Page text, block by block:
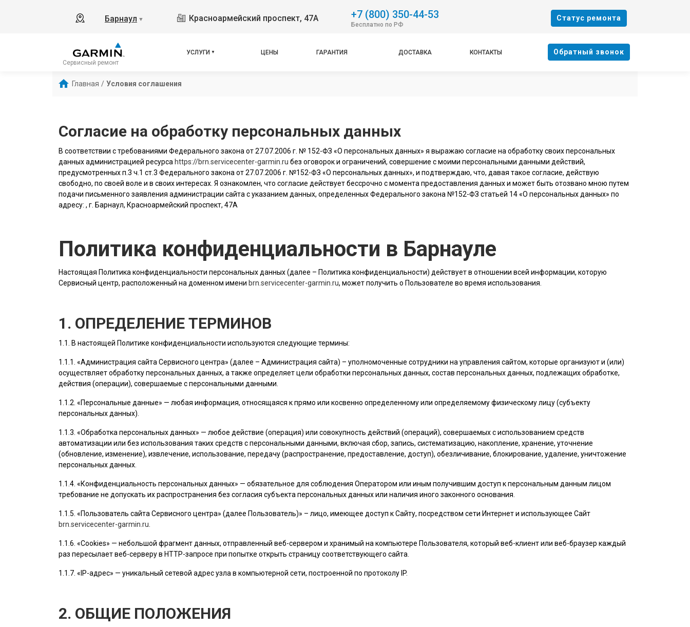
Барнаул ▼ Красноармейский проспект, 47А +7 (800) 350-44-53
Бесплатно по РФ
Cтатус ремонта
Сервисный ремонт
УСЛУГИ ЦЕНЫ ГАРАНТИЯ ДОСТАВКА КОНТАКТЫ Oбратный звонок
Главная / Условия соглашения
Согласие на обработку персональных данных
В соответствии с требованиями Федерального закона от 27.07.2006 г. № 152-ФЗ «О персональных данных» я выражаю согласие на обработку своих персональных
данных администрацией ресурса https://brn.servicecenter-garmin.ru без оговорок и ограничений, совершение с моими персональными данными действий,
предусмотренных п.3 ч.1 ст.3 Федерального закона от 27.07.2006 г. №152-ФЗ «О персональных данных», и подтверждаю, что, давая такое согласие, действую
свободно, по своей воле и в своих интересах. Я ознакомлен, что согласие действует бессрочно с момента предоставления данных и может быть отозвано мною путем
подачи письменного заявления администрации сайта с указанием данных, определенных Федерального закона №152-ФЗ статьей 14 «О персональных данных» по
адресу: , г. Барнаул, Красноармейский проспект, 47А
Политика конфиденциальности в Барнауле
Настоящая Политика конфиденциальности персональных данных (далее – Политика конфиденциальности) действует в отношении всей информации, которую
Сервисный центр, расположенный на доменном имени brn.servicecenter-garmin.ru, может получить о Пользователе во время использования.
1. ОПРЕДЕЛЕНИЕ ТЕРМИНОВ
1.1. В настоящей Политике конфиденциальности используются следующие термины:
1.1.1. «Администрация сайта Сервисного центра» (далее – Администрация сайта) – уполномоченные сотрудники на управления сайтом, которые организуют и (или)
осуществляет обработку персональных данных, а также определяет цели обработки персональных данных, состав персональных данных, подлежащих обработке,
действия (операции), совершаемые с персональными данными.
1.1.2. «Персональные данные» — любая информация, относящаяся к прямо или косвенно определенному или определяемому физическому лицу (субъекту
персональных данных).
1.1.3. «Обработка персональных данных» — любое действие (операция) или совокупность действий (операций), совершаемых с использованием средств
автоматизации или без использования таких средств с персональными данными, включая сбор, запись, систематизацию, накопление, хранение, уточнение
(обновление, изменение), извлечение, использование, передачу (распространение, предоставление, доступ), обезличивание, блокирование, удаление, уничтожение
персональных данных.
1.1.4. «Конфиденциальность персональных данных» — обязательное для соблюдения Оператором или иным получившим доступ к персональным данным лицом
требование не допускать их распространения без согласия субъекта персональных данных или наличия иного законного основания.
1.1.5. «Пользователь сайта Сервисного центра» (далее Пользователь)» – лицо, имеющее доступ к Сайту, посредством сети Интернет и использующее Сайт
brn.servicecenter-garmin.ru
1.1.6. «Cookies» — небольшой фрагмент данных, отправленный веб-сервером и хранимый на компьютере Пользователя, который веб-клиент или веб-браузер каждый
раз пересылает веб-серверу в HTTP-запросе при попытке открыть страницу соответствующего сайта.
1.1.7. «IP-адрес» — уникальный сетевой адрес узла в компьютерной сети, построенной по протоколу IP.
2. ОБЩИЕ ПОЛОЖЕНИЯ